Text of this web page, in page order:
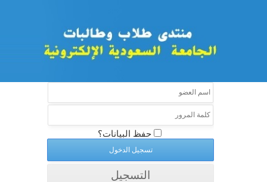
حفظ البيانات؟
التسجيل